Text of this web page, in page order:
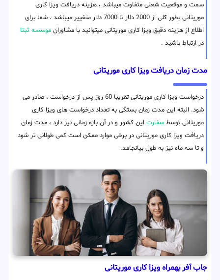
سمت و موقعیت شعلی متفاوت میباشد ، هزینه دریافت ویزا کاری
موریتانی بطور کلی از 2000 دلار تا 7000 دلار متغییر میباشد . شما برای
اطلاع از هزینه دقیق ویزا کاری موریتانی میتوانید با مشاوران موسسه ثبتا
در ارتباط باشید .
مدت زمان دریافت ویزا کاری موریتانی
درخواست ویزا کاری موریتانی تقریبا 60 روز پس از درخواست ، صادر می
شود. البته این مدت زمان بستگی به تعداد درخواست های ویزا کاری
موریتانی توسط سفارت این کشور و در آن بازه زمانی نیز دارد ، مدت زمان
دریافت ویزا کاری موریتانی در برخی موارد ممکن است کمی طولانی تر شود
و تا سه ماه نیز به طول بیانجامد.
جاب آفر بهمراه ویزا کاری موریتانی